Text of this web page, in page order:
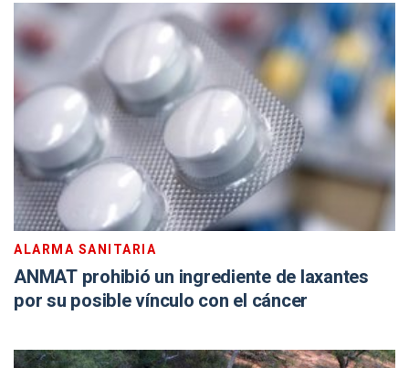
ALARMA SANITARIA
ANMAT prohibió un ingrediente de laxantes
por su posible vínculo con el cáncer